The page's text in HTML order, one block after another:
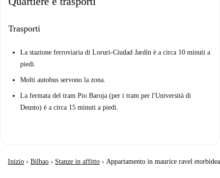
Trasporti
La stazione ferroviaria di Loruri-Ciudad Jardín è a circa 10 minuti a
piedi.
Molti autobus servono la zona.
La fermata del tram Pio Baroja (per i tram per l'Università di
Deusto) è a circa 15 minuti a piedi.
Inizio › Bilbao › Stanze in affitto › Appartamento in maurice ravel etorbidea